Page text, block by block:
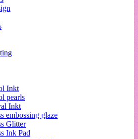
Inkt
pearls
Inkt
embossing glaze
Glitter
Ink Pad